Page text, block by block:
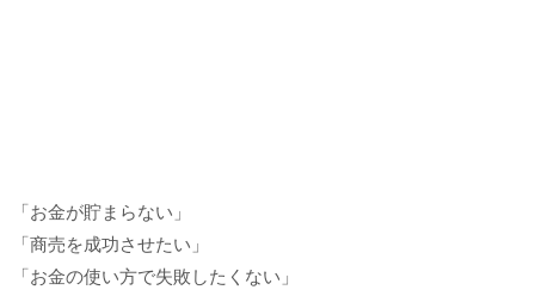
「お金が貯まらない」
「商売を成功させたい」
「お金の使い方で失敗したくない」